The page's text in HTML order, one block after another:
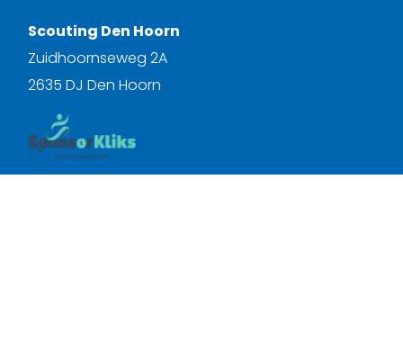
Scouting Den Hoorn
Zuidhoornseweg 2A
2635 DJ Den Hoorn